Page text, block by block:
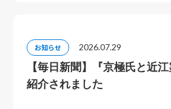
お知らせ 2026.07.29
【毎日新聞】『京極氏と近
紹介されました